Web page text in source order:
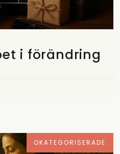
i förändring
OKATEGORISERADE